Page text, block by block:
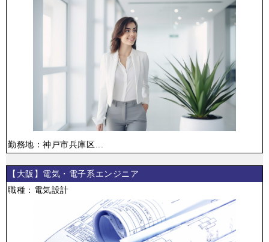
勤務地：神戸市兵庫区...
【大阪】電気・電子系エンジニア
職種：電気設計